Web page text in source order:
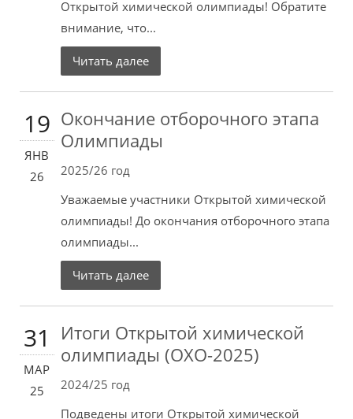
Открытой химической олимпиады! Обратите
внимание, что...
Читать далее
19
ЯНВ
26
Окончание отборочного этапа
Олимпиады
2025/26 год
Уважаемые участники Открытой химической
олимпиады! До окончания отборочного этапа
олимпиады...
Читать далее
31
МАР
25
Итоги Открытой химической
олимпиады (ОХО-2025)
2024/25 год
Подведены итоги Открытой химической